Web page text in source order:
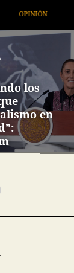
ARTÍCULOS
los
en